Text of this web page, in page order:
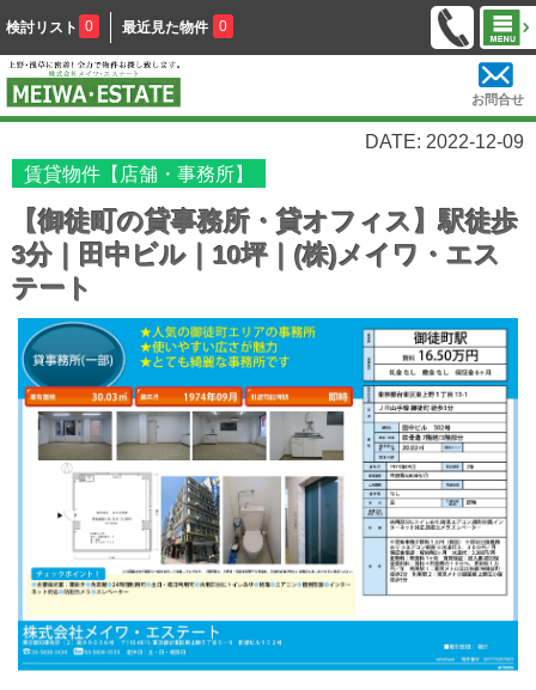
検討リスト 0 最近見た物件 0
お問合せ
DATE: 2022-12-09
賃貸物件【店舗・事務所】
【御徒町の貸事務所・貸オフィス】駅徒歩
3分｜田中ビル｜10坪｜(株)メイワ・エス
テート